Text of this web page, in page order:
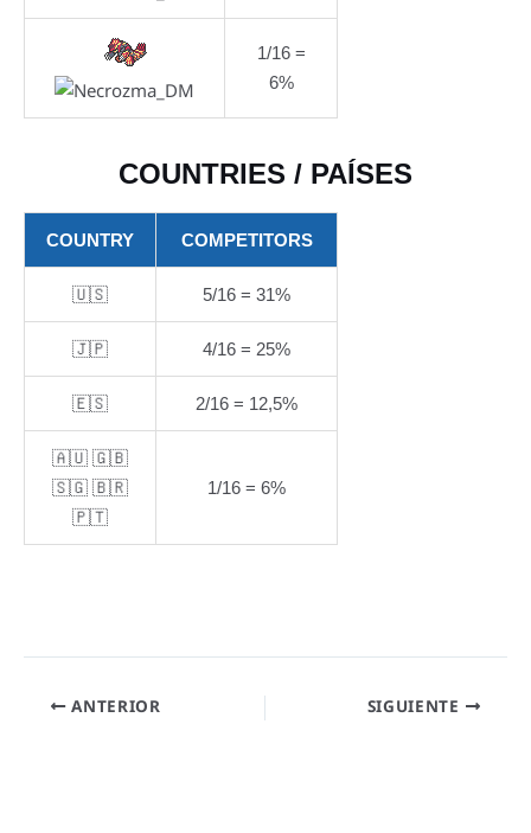
1/16 =
6%
COUNTRIES / PAÍSES
COUNTRY COMPETITORS
🇺🇸 5/16 = 31%
🇯🇵 4/16 = 25%
🇪🇸 2/16 = 12,5%
🇦🇺 🇬🇧
🇸🇬 🇧🇷
🇵🇹
1/16 = 6%
ANTERIOR SIGUIENTE